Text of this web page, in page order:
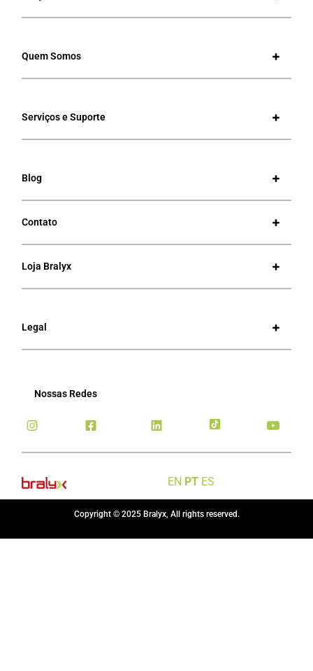
Quem Somos
Serviços e Suporte
Blog
Contato
Loja Bralyx
Legal
Nossas Redes
EN PT ES
Copyright © 2025 Bralyx, All rights reserved.